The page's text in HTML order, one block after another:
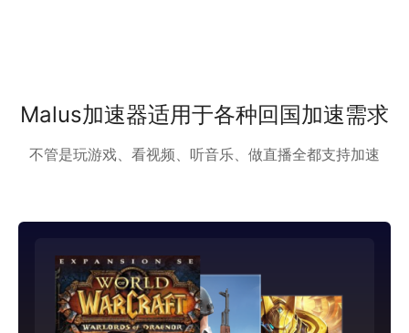
Malus加速器适用于各种回国加速需求
不管是玩游戏、看视频、听音乐、做直播全都支持加速